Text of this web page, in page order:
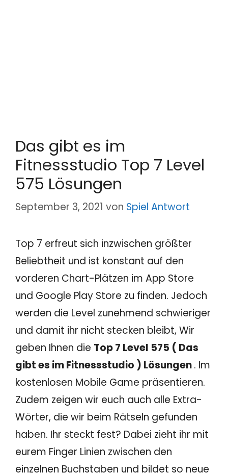
Das gibt es im
Fitnessstudio Top 7 Level
575 Lösungen
September 3, 2021 von Spiel Antwort
Top 7 erfreut sich inzwischen größter
Beliebtheit und ist konstant auf den
vorderen Chart-Plätzen im App Store
und Google Play Store zu finden. Jedoch
werden die Level zunehmend schwieriger
und damit ihr nicht stecken bleibt, Wir
geben Ihnen die Top 7 Level 575 ( Das
gibt es im Fitnessstudio ) Lösungen. Im
kostenlosen Mobile Game präsentieren.
Zudem zeigen wir euch auch alle Extra-
Wörter, die wir beim Rätseln gefunden
haben. Ihr steckt fest? Dabei zieht ihr mit
eurem Finger Linien zwischen den
einzelnen Buchstaben und bildet so neue